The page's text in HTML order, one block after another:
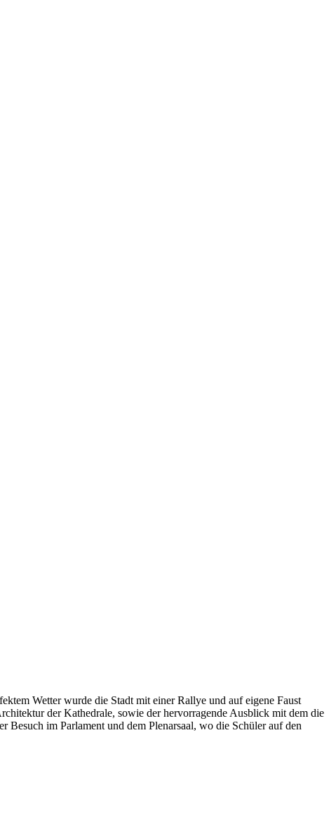
Wetter wurde die Stadt mit einer Rallye und auf eigene Faust
der Kathedrale, sowie der hervorragende Ausblick mit dem die
im Parlament und dem Plenarsaal, wo die Schüler auf den